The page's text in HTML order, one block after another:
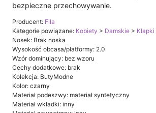
bezpieczne przechowywanie.
Producent: Fila
Kategorie powiązane: Kobiety > Damskie > Klapki
Nosek: Brak noska
Wysokość obcasa/platformy: 2.0
Wzór dominujący: bez wzoru
Cechy dodatkowe: brak
Kolekcja: ButyModne
Kolor: czarny
Materiał podeszwy: materiał syntetyczny
Materiał wkładki: inny